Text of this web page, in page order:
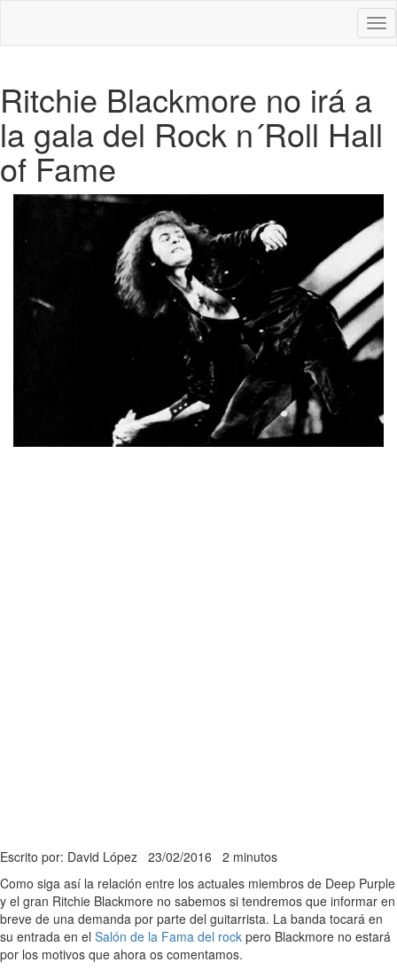
Ritchie Blackmore no irá a
la gala del Rock n´Roll Hall
of Fame
Escrito por: David López 23/02/2016 2 minutos
Como siga así la relación entre los actuales miembros de Deep Purple
y el gran Ritchie Blackmore no sabemos si tendremos que informar en
breve de una demanda por parte del guitarrista. La banda tocará en
su entrada en el Salón de la Fama del rock pero Blackmore no estará
por los motivos que ahora os comentamos.